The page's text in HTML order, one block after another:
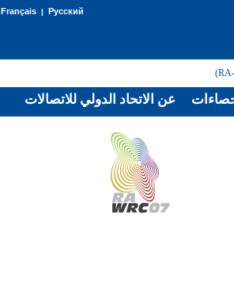
Français| Русский
عن الاتحاد الدولي للاتصالات